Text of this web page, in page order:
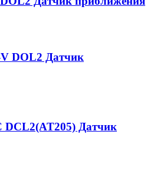
DOL2 Датчик
DCL2(AT205) Датчик